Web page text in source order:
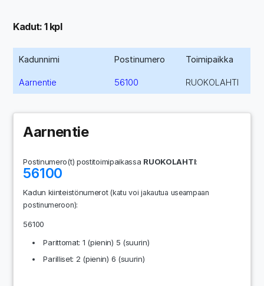
Kadut: 1 kpl
Kadunnimi Postinumero Toimipaikka
Aarnentie 56100 RUOKOLAHTI
Aarnentie
Postinumero(t) postitoimipaikassa RUOKOLAHTI:
56100
Kadun kiinteistönumerot(katu voi jakautua useampaan
postinumeroon):
56100
Parittomat: 1 (pienin) 5 (suurin)
Parilliset: 2 (pienin) 6 (suurin)